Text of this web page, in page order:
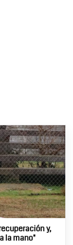
y,
la mano"